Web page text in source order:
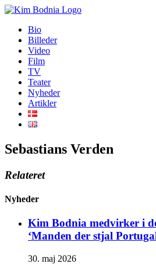
Skip
contentBio
Billeder
Video
Film
TV
Teater
Nyheder
Artikler
Sebastians Verden
Relateret
Nyheder
Kim Bodnia medvirker i
‘Manden der stjal
30. maj 2026